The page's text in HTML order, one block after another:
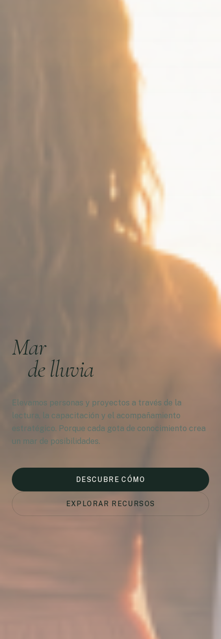
Mar
de lluvia
Elevamos personas y proyectos a través de la
lectura, la capacitación y el acompañamiento
estratégico. Porque cada gota de conocimiento crea
un mar de posibilidades.
DESCUBRE CÓMO
EXPLORAR RECURSOS